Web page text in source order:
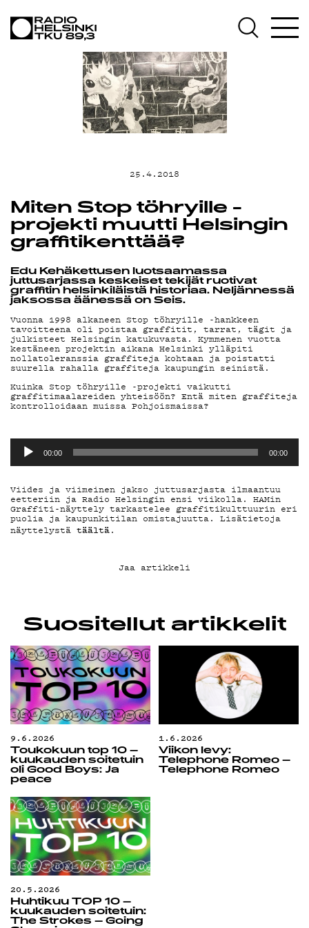
OHJELMAT
TEKIJÄT
ON-DEMAND
PODCAST
MAINOSTA
G LIVELAB
YSTÄVÄKLUBI
TIETOSUOJA
25.4.2018
Miten Stop töhryille -
projekti muutti Helsingin
graffitikenttää?
Edu Kehäkettusen luotsaamassa
juttusarjassa keskeiset tekijät ruotivat
graffitin helsinkiläistä historiaa. Neljännessä
jaksossa äänessä on Seis.
Vuonna 1998 alkaneen Stop töhryille -hankkeen
tavoitteena oli poistaa graffitit, tarrat, tägit ja
julkisteet Helsingin katukuvasta. Kymmenen vuotta
kestäneen projektin aikana Helsinki ylläpiti
nollatoleranssia graffiteja kohtaan ja poistatti
suurella rahalla graffiteja kaupungin seinistä.
Kuinka Stop töhryille -projekti vaikutti
graffitimaalareiden yhteisöön? Entä miten graffiteja
kontrolloidaan muissa Pohjoismaissa?
Äänitoistin
00:00 00:00
Viides ja viimeinen jakso juttusarjasta ilmaantuu
eetteriin ja Radio Helsingin ensi viikolla. HAMin
Graffiti-näyttely tarkastelee graffitikulttuurin eri
puolia ja kaupunkitilan omistajuutta. Lisätietoja
näyttelystä täältä.
Jaa artikkeli
Suositellut artikkelit
9.6.2026
Toukokuun top 10 –
kuukauden soitetuin
oli Good Boys: Ja
peace
1.6.2026
Viikon levy:
Telephone Romeo –
Telephone Romeo
20.5.2026
Huhtikuu TOP 10 –
kuukauden soitetuin:
The Strokes – Going